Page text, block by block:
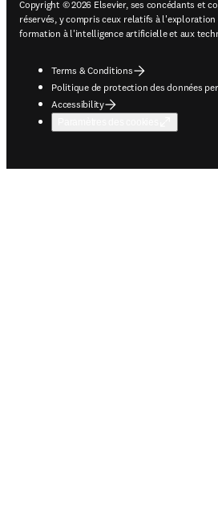
Copyright © 2026 Elsevier, ses concédants et
réservés, y compris ceux relatifs à l'exploration
formation à l'intelligence artificielle et aux
Terms & Conditions
Politique de protection des données
Accessibility